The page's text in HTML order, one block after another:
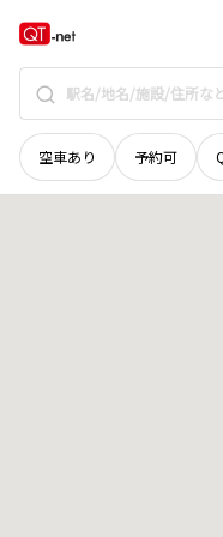
空車あり 予約可
徳島県